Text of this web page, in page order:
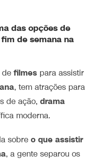
das opções de
de semana na
defilmes para assistir
, tem atrações para
de ação,drama
moderna.
sobreo que assistir
, a gente separou os